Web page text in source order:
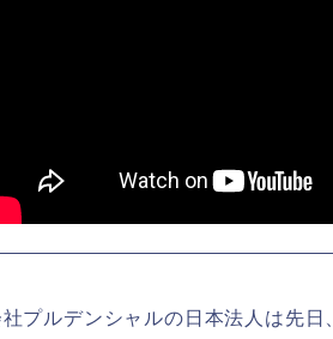
プルデンシャルの日本法人は先